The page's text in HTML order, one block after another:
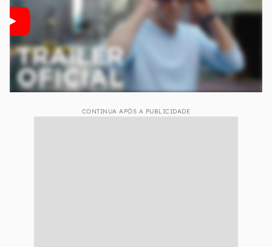
CONTINUA APÓS A PUBLICIDADE